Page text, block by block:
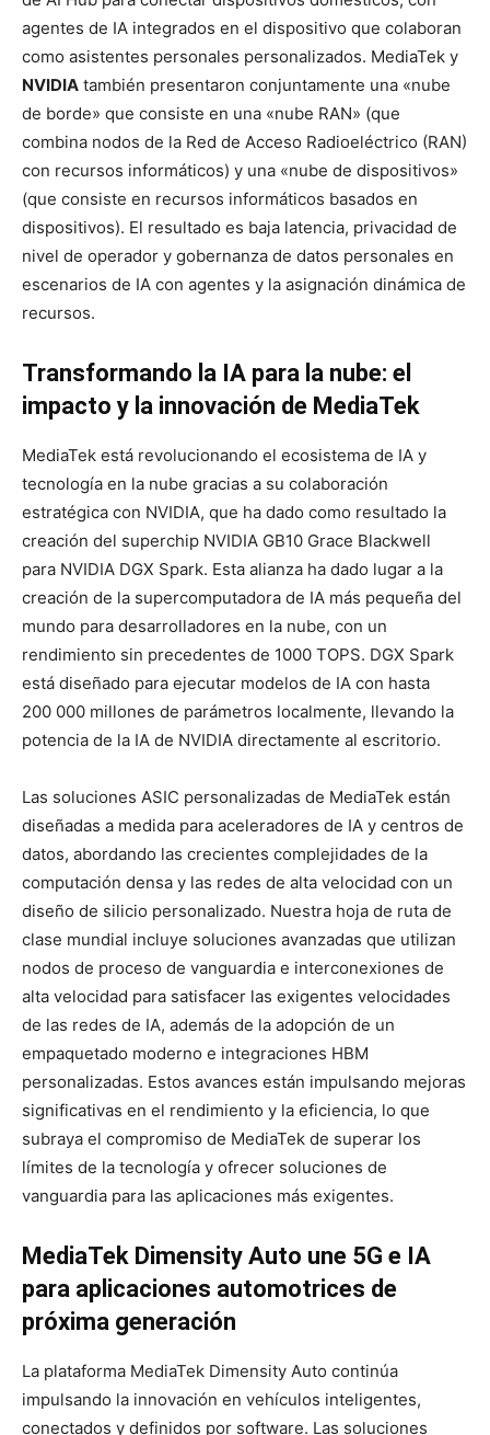
agentes de IA integrados en el dispositivo que colaboran
como asistentes personales personalizados. MediaTek y
NVIDIA también presentaron conjuntamente una «nube
de borde» que consiste en una «nube RAN» (que
combina nodos de la Red de Acceso Radioeléctrico (RAN)
con recursos informáticos) y una «nube de dispositivos»
(que consiste en recursos informáticos basados ​​en
dispositivos). El resultado es baja latencia, privacidad de
nivel de operador y gobernanza de datos personales en
escenarios de IA con agentes y la asignación dinámica de
recursos.
Transformando la IA para la nube: el
impacto y la innovación de MediaTek
MediaTek está revolucionando el ecosistema de IA y
tecnología en la nube gracias a su colaboración
estratégica con NVIDIA, que ha dado como resultado la
creación del superchip NVIDIA GB10 Grace Blackwell
para NVIDIA DGX Spark. Esta alianza ha dado lugar a la
creación de la supercomputadora de IA más pequeña del
mundo para desarrolladores en la nube, con un
rendimiento sin precedentes de 1000 TOPS. DGX Spark
está diseñado para ejecutar modelos de IA con hasta
200 000 millones de parámetros localmente, llevando la
potencia de la IA de NVIDIA directamente al escritorio.
Las soluciones ASIC personalizadas de MediaTek están
diseñadas a medida para aceleradores de IA y centros de
datos, abordando las crecientes complejidades de la
computación densa y las redes de alta velocidad con un
diseño de silicio personalizado. Nuestra hoja de ruta de
clase mundial incluye soluciones avanzadas que utilizan
nodos de proceso de vanguardia e interconexiones de
alta velocidad para satisfacer las exigentes velocidades
de las redes de IA, además de la adopción de un
empaquetado moderno e integraciones HBM
personalizadas. Estos avances están impulsando mejoras
significativas en el rendimiento y la eficiencia, lo que
subraya el compromiso de MediaTek de superar los
límites de la tecnología y ofrecer soluciones de
vanguardia para las aplicaciones más exigentes.
MediaTek Dimensity Auto une 5G e IA
para aplicaciones automotrices de
próxima generación
La plataforma MediaTek Dimensity Auto continúa
impulsando la innovación en vehículos inteligentes,
conectados y definidos por software. Las soluciones